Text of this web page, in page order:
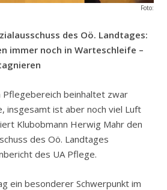
Foto:
des Oö. Landtages:
immer noch in Warteschleife –
Pflegebereich beinhaltet zwar
insgesamt ist aber noch viel Luft
Klubobmann Herwig Mahr den
des Oö. Landtages
des UA Pflege.
ein besonderer Schwerpunkt im